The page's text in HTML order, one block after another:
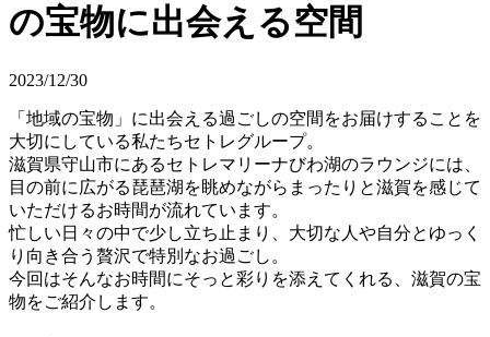
の宝物に出会える空間
2023/12/30
「地域の宝物」に出会える過ごしの空間をお届けすることを
大切にしている私たちセトレグループ。
滋賀県守山市にあるセトレマリーナびわ湖のラウンジには、
目の前に広がる琵琶湖を眺めながらまったりと滋賀を感じて
いただけるお時間が流れています。
忙しい日々の中で少し立ち止まり、大切な人や自分とゆっく
り向き合う贅沢で特別なお過ごし。
今回はそんなお時間にそっと彩りを添えてくれる、滋賀の宝
物をご紹介します。